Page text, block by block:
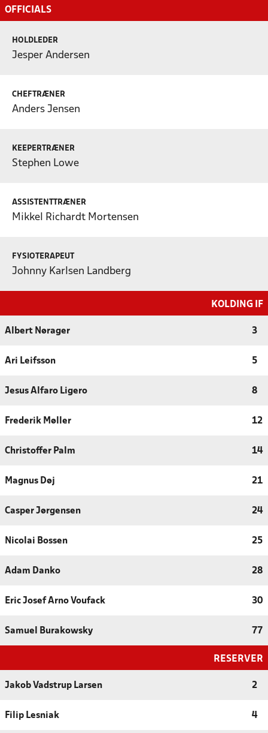
OFFICIALS
HOLDLEDER
Jesper Andersen
CHEFTRÆNER
Anders Jensen
KEEPERTRÆNER
Stephen Lowe
ASSISTENTTRÆNER
Mikkel Richardt Mortensen
FYSIOTERAPEUT
Johnny Karlsen Landberg
KOLDING IF
Albert Nørager 3
Ari Leifsson 5
Jesus Alfaro Ligero 8
Frederik Møller 12
Christoffer Palm 14
Magnus Døj 21
Casper Jørgensen 24
Nicolai Bossen 25
Adam Danko 28
Eric Josef Arno Voufack 30
Samuel Burakowsky 77
RESERVER
Jakob Vadstrup Larsen 2
Filip Lesniak 4